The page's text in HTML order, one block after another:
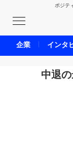
ポジテ
中退
企業 インタ